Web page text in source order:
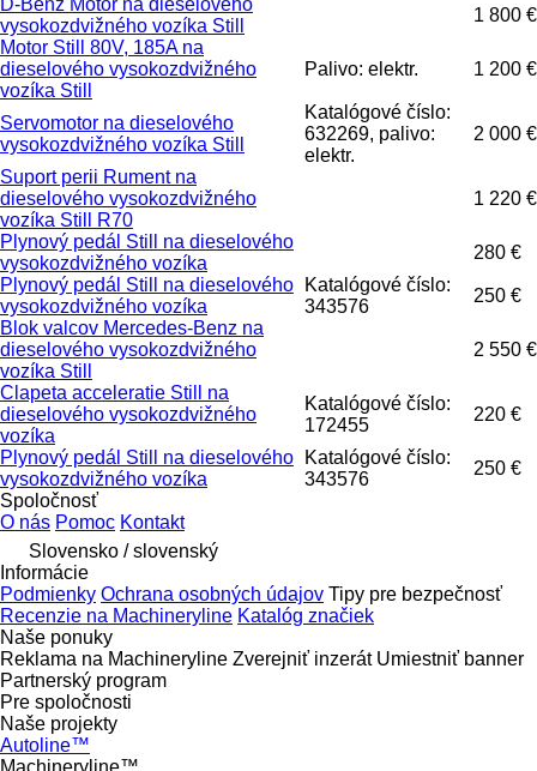
D-Benz Motor na dieselového
vysokozdvižného vozíka Still
1 800 €
Motor Still 80V, 185A na
dieselového vysokozdvižného
vozíka Still
Palivo: elektr. 1 200 €
Servomotor na dieselového
vysokozdvižného vozíka Still
Katalógové číslo:
632269, palivo:
elektr.
2 000 €
Suport perii Rument na
dieselového vysokozdvižného
vozíka Still R70
1 220 €
Plynový pedál Still na dieselového
vysokozdvižného vozíka
280 €
Plynový pedál Still na dieselového
vysokozdvižného vozíka
Katalógové číslo:
343576
250 €
Blok valcov Mercedes-Benz na
dieselového vysokozdvižného
vozíka Still
2 550 €
Clapeta acceleratie Still na
dieselového vysokozdvižného
vozíka
Katalógové číslo:
172455
220 €
Plynový pedál Still na dieselového
vysokozdvižného vozíka
Katalógové číslo:
343576
250 €
Spoločnosť
O nás Pomoc Kontakt
Slovensko / slovenský
Informácie
Podmienky Ochrana osobných údajov Tipy pre bezpečnosť
Recenzie na Machineryline Katalóg značiek
Naše ponuky
Reklama na Machineryline Zverejniť inzerát Umiestniť banner
Partnerský program
Pre spoločnosti
Naše projekty
Autoline™